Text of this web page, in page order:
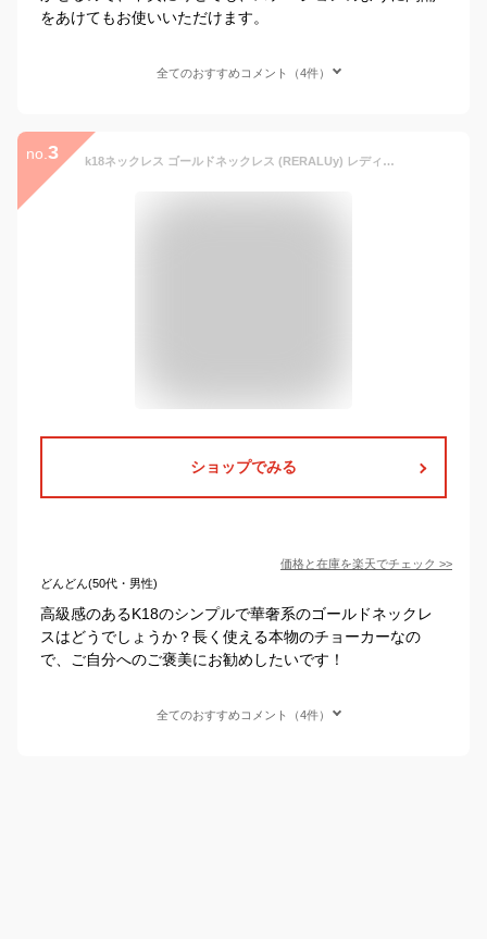
をあけてもお使いいただけます。
全てのおすすめコメント（4件）
no. 3 k18ネックレス ゴールドネックレス (RERALUy) レディース アクセサリー 18金 K18 イエローゴールド ステーション スター チョーカー ネックレス 40cm-3cmアジャスター
ショップでみる
価格と在庫を楽天でチェック >>
どんどん(50代・男性)
高級感のあるK18のシンプルで華奢系のゴールドネックレ
スはどうでしょうか？長く使える本物のチョーカーなの
で、ご自分へのご褒美にお勧めしたいです！
全てのおすすめコメント（4件）